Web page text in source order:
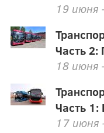
19
Часть 2:
18
Часть
17